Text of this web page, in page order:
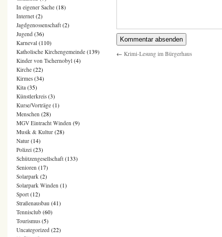
← Krimi-Lesung im Bürgerhaus
In eigener Sache (18)
Internet (2)
Jagdgenossenschaft (2)
Jugend (36)
Karneval (110)
Katholische Kirchengemeinde (139)
Kinder von Tschernobyl (4)
Kirche (22)
Kirmes (34)
Kita (35)
Künstlerkreis (3)
Kurse/Vorträge (1)
Menschen (28)
MGV Eintracht Winden (9)
Musik & Kultur (28)
Natur (14)
Polizei (23)
Schützengesellschaft (133)
Senioren (17)
Solarpark (2)
Solarpark Winden (1)
Sport (12)
Straßenausbau (41)
Tennisclub (60)
Tourismus (5)
Uncategorized (22)